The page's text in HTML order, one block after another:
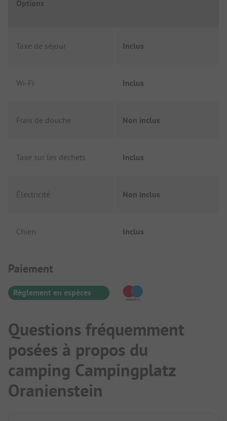
Options
Taxe de séjour Inclus
Wi-Fi Inclus
Frais de douche Non inclus
Taxe sur les déchets Inclus
Électricité Non inclus
Chien Inclus
Informations de paiement
Paiement
Règlement en espèces
Questions fréquemment
posées à propos du
camping Campingplatz
Oranienstein